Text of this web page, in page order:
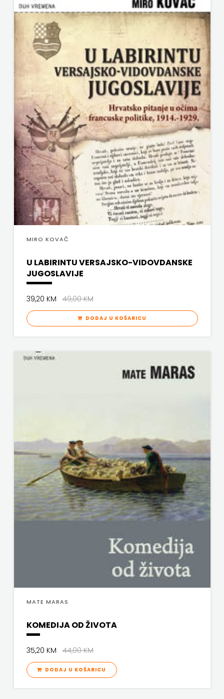
MIRO KOVAČ
U LABIRINTU VERSAJSKO-VIDOVDANSKE
JUGOSLAVIJE
39,20 KM49,00 KM
DODAJ U KOŠARICU
MATE MARAS
KOMEDIJA OD ŽIVOTA
35,20 KM44,00 KM
DODAJ U KOŠARICU